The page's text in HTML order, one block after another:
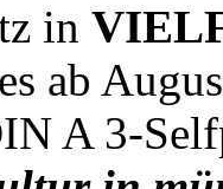
in
ab
A 3-